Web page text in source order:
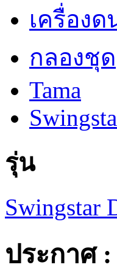
เครื่อง
กลองชุด
Tama
รุ่น
Swingstar
ประกาศ